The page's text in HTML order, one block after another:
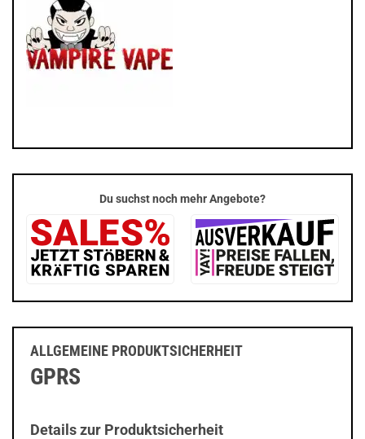
Du suchst noch mehr Angebote?
ALLGEMEINE PRODUKTSICHERHEIT
GPRS
Details zur Produktsicherheit